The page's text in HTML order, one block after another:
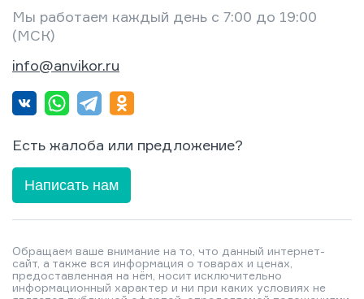
Мы работаем каждый день с 7:00 до 19:00
(МСК)
info@anvikor.ru
Есть жалоба или предложение?
Написать нам
Обращаем ваше внимание на то, что данный интернет-
сайт, а также вся информация о товарах и ценах,
предоставленная на нём, носит исключительно
информационный характер и ни при каких условиях не